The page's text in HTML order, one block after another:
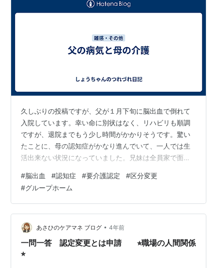
久しぶりの投稿ですが、父が１月下旬に脳出血で倒れて
入院しています。幸い命に別状はなく、リハビリも順調
ですが、退院までもう少し時間がかかりそうです。驚い
たことに、母の認知症がかなり進んでいて、一人では生
活出来ない状況になっていました。兄妹は全員家で面倒
していましたが、偶然空きが見つかったグループホーム
に入所してもらうことにしました。両親の要介護認定
（母は区分変更の再認定）の申請も行いましたが、父の
退院後の生活をどうするかを考える必要があり、要介護
認定の結果次第の側面もありますが、頭が痛いです。に
わか勉強ですが、介護施設や介護を取り巻く状況にはい
ろ…
#脳出血 #認知症 #要介護認定 #区分変更
#グループホーム
あさひのケアマネ ブログ • 4年前
一問一答 認定変更とは申請 ⭐︎職場の人間関係
⭐︎